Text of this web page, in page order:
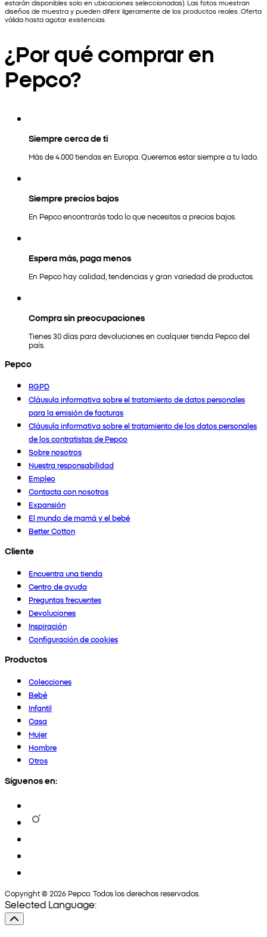
estarán disponibles solo en ubicaciones seleccionadas). Las fotos muestran
diseños de muestra y pueden diferir ligeramente de los productos reales. Oferta
válida hasta agotar existencias.
¿Por qué comprar en
Pepco?
Siempre cerca de ti
Más de 4.000 tiendas en Europa. Queremos estar siempre a tu lado.
Siempre precios bajos
En Pepco encontrarás todo lo que necesitas a precios bajos.
Espera más, paga menos
En Pepco hay calidad, tendencias y gran variedad de productos.
Compra sin preocupaciones
Tienes 30 días para devoluciones en cualquier tienda Pepco del
país.
Pepco
RGPD
Cláusula informativa sobre el tratamiento de datos personales
para la emisión de facturas
Cláusula informativa sobre el tratamiento de los datos personales
de los contratistas de Pepco
Sobre nosotros
Nuestra responsabilidad
Empleo
Contacta con nosotros
Expansión
El mundo de mamá y el bebé
Better Cotton
Cliente
Encuentra una tienda
Centro de ayuda
Preguntas frecuentes
Devoluciones
Inspiración
Configuración de cookies
Productos
Colecciones
Bebé
Infantil
Casa
Mujer
Hombre
Otros
Síguenos en:
Copyright © 2026 Pepco. Todos los derechos reservados.
Selected Language: